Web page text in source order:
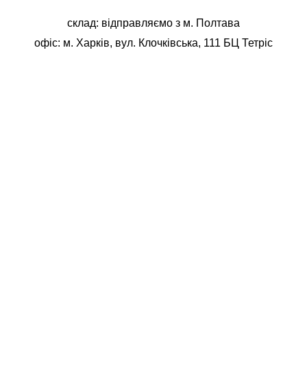
склад: відправляємо з м. Полтава
офіс: м. Харків, вул. Клочківська, 111 БЦ Тетріс